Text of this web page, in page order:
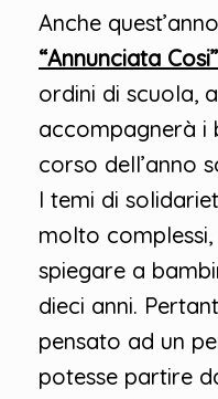
Anche
“Annunciata
ordini di scuola,
accompagnerà i
corso dell’anno
I temi di
molto
spiegare a
dieci anni.
pensato ad un
potesse partire